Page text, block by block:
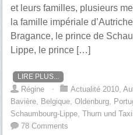
et leurs familles, plusieurs
la famille impériale
Bragance, le prince de
Lippe, le prince […]
LIRE PLUS...
Régine ⋅ Actualité 2010
Bavière Belgique Oldenburg
Schaumbourg-Lippe Thurn und
78 Comments